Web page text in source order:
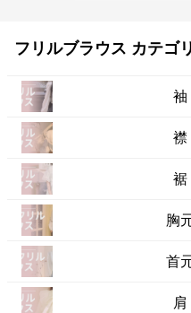
フリルブラウス カテゴ
袖
襟
裾
胸
首